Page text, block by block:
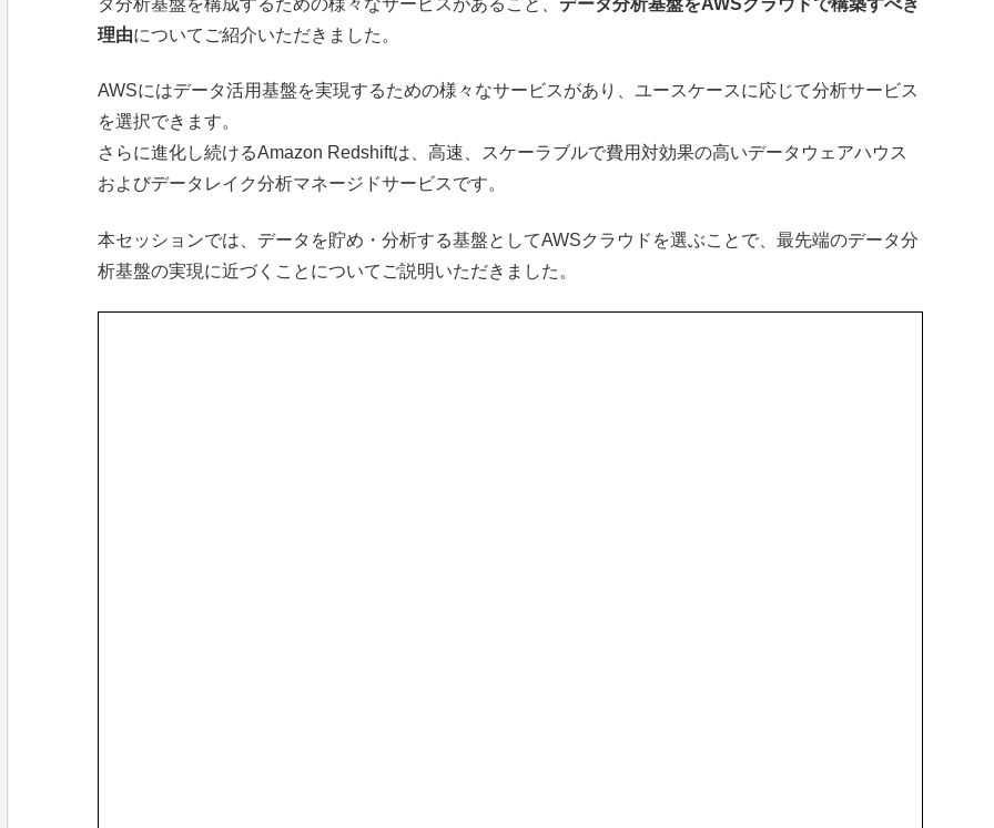
理由についてご紹介いただきました。
AWSにはデータ活用基盤を実現するための様々なサービスがあり、ユースケースに応じて分析サービス
を選択できます。
さらに進化し続けるAmazon Redshiftは、高速、スケーラブルで費用対効果の高いデータウェアハウス
およびデータレイク分析マネージドサービスです。
本セッションでは、データを貯め・分析する基盤としてAWSクラウドを選ぶことで、最先端のデータ分
析基盤の実現に近づくことについてご説明いただきました。